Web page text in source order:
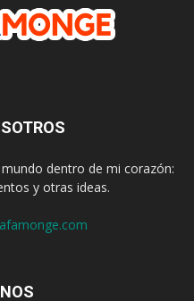
dentro de mi corazón:
y otras ideas.